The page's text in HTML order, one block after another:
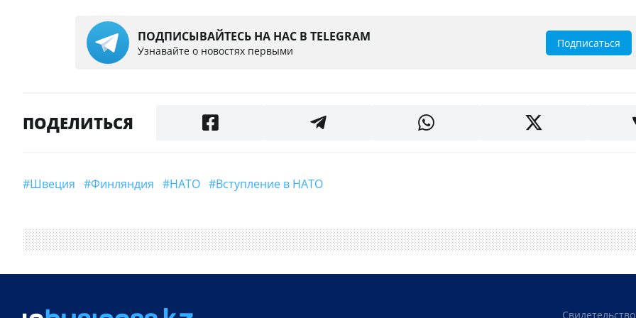
ПОДПИСЫВАЙТЕСЬ НА НАС В TELEGRAM
Узнавайте о новостях первыми
Подписаться
ПОДЕЛИТЬСЯ
#Швеция #Финляндия #НАТО #вступление в НАТО